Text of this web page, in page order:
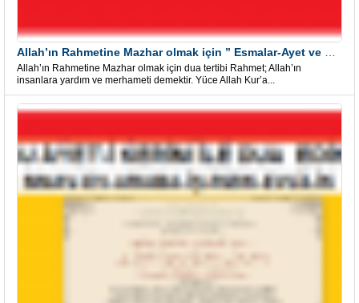
Allah’ın Rahmetine Mazhar olmak için dua tertibi Rahmet; Allah’ın
insanlara yardım ve merhameti demektir. Yüce Allah Kur’a...